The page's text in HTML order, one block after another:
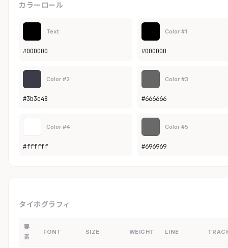
カラーロール
Text
#000000
Color #1
#000000
Color #2
#3b3c48
Color #3
#666666
Color #4
#ffffff
Color #5
#696969
タイポグラフィ
要
素
FONT SIZE WEIGHT LINE